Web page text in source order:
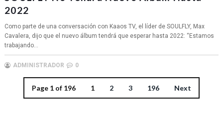
2022
Como parte de una conversación con Kaaos TV, el líder de SOULFLY, Max
Cavalera, dijo que el nuevo álbum tendrá que esperar hasta 2022: “Estamos
trabajando...
ADMINISTRADOR 0
Page 1 of 196 1 2 3 196 Next